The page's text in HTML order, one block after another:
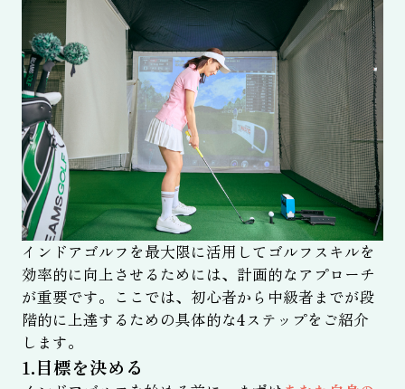
インドアゴルフを最大限に活用してゴルフスキルを
効率的に向上させるためには、計画的なアプローチ
が重要です。ここでは、初心者から中級者までが段
階的に上達するための具体的な4ステップをご紹介
します。
1.目標を決める